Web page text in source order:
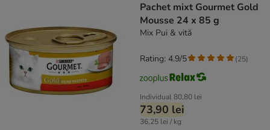
Pachet mixt Gourmet Gold
Mousse 24 x 85 g
Mix Pui & vită
Individual80,80 lei
73,90 lei
36,25 lei / kg
Rating: 4.9/5 (25)